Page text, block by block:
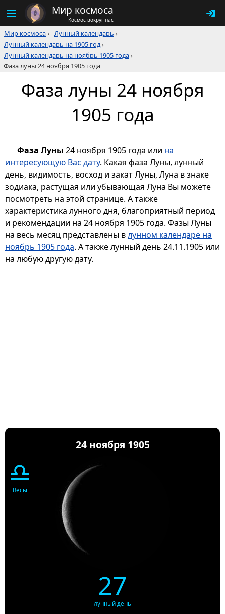
Мир космоса
Космос вокруг нас
Мир космоса› Лунный календарь ›
Лунный календарь на 1905 год›
Лунный календарь на ноябрь 1905 года›
Фаза луны 24 ноября 1905 года
Фаза луны 24 ноября
1905 года
Фаза Луны 24 ноября 1905 года или на
интересующую Вас дату. Какая фаза Луны, лунный
день, видимость, восход и закат Луны, Луна в знаке
зодиака, растущая или убывающая Луна Вы можете
посмотреть на этой странице. А также
характеристика лунного дня, благоприятный период
и рекомендации на 24 ноября 1905 года. Фазы Луны
на весь месяц представлены влунном календаре на
ноябрь 1905 года. А также лунный день 24.11.1905 или
на любую другую дату.
24 ноября 1905
♎
Весы
27
лунный день